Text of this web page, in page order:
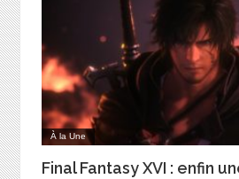
À la Une
Final Fantasy XVI : enfin